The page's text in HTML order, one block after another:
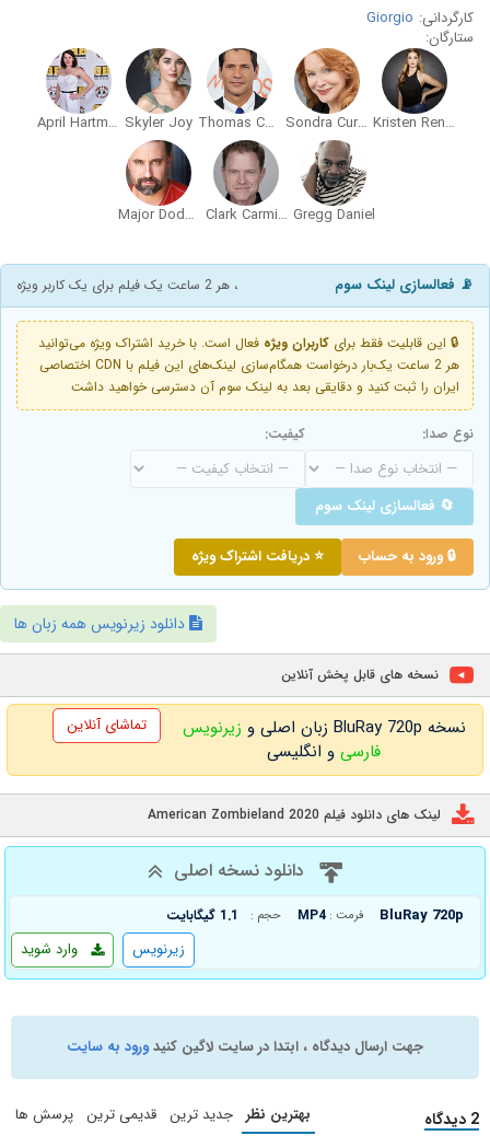
کارگردانی: Giorgio
ستارگان:
Kristen Renton
Sondra Currie
Thomas Calabro
Skyler Joy
April Hartman
Gregg Daniel
Clark Carmichael
Major Dodge
📡 فعالسازی لینک سوم ، هر 2 ساعت یک فیلم برای یک کاربر ویژه
🔒 این قابلیت فقط برای کاربران ویژه فعال است. با خرید اشتراک ویژه می‌توانید
هر 2 ساعت یک‌بار درخواست همگام‌سازی لینک‌های این فیلم با CDN اختصاصی
ایران را ثبت کنید و دقایقی بعد به لینک سوم آن دسترسی خواهید داشت
نوع صدا: کیفیت:
🔄 فعالسازی لینک سوم
🔒 ورود به حساب ⭐ دریافت اشتراک ویژه
دانلود زیرنویس همه زبان ها
نسخه های قابل پخش آنلاین
نسخه BluRay 720p زبان اصلی و
زیرنویس
فارسیو انگلیسی
تماشای آنلاین
لینک های دانلود فیلم American Zombieland 2020
دانلود نسخه اصلی
BluRay 720p فرمت : MP4 حجم : 1.1 گیگابایت
وارد شوید زیرنویس
جهت ارسال دیدگاه ، ابتدا در سایت لاگین کنیدورود به سایت
2 دیدگاه بهترین نظر جدید ترین قدیمی ترین پرسش ها